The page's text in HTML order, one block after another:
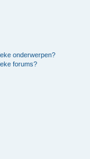
onderwerpen?
forums?